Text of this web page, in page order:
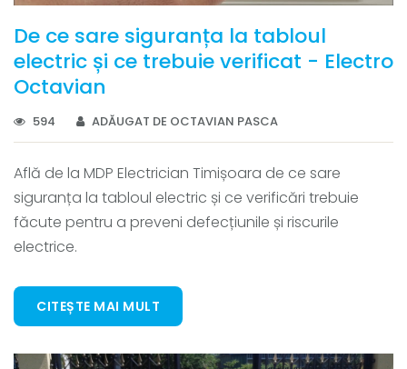
De ce sare siguranța la tabloul
electric și ce trebuie verificat - Electro
Octavian
594 ADĂUGAT DE OCTAVIAN PASCA
Află de la MDP Electrician Timișoara de ce sare
siguranța la tabloul electric și ce verificări trebuie
făcute pentru a preveni defecțiunile și riscurile
electrice.
CITEȘTE MAI MULT